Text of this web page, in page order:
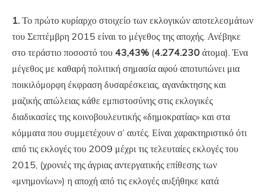
1. Το πρώτο κυρίαρχο στοιχείο των εκλογικών αποτελεσμάτων
του Σεπτέμβρη 2015 είναι το μέγεθος της αποχής. Ανέβηκε
στο τεράστιο ποσοστό του 43,43% (4.274.230 άτομα). Ένα
μέγεθος με καθαρή πολιτική σημασία αφού αποτυπώνει μια
ποικιλόμορφη έκφραση δυσαρέσκειας, αγανάκτησης και
μαζικής απώλειας κάθε εμπιστοσύνης στις εκλογικές
διαδικασίες της κοινοβουλευτικής «δημοκρατίας» και στα
κόμματα που συμμετέχουν σ’ αυτές. Είναι χαρακτηριστικό ότι
από τις εκλογές του 2009 μέχρι τις τελευταίες εκλογές του
2015, (χρονιές της άγριας αντεργατικής επίθεσης των
«μνημονίων») η αποχή από τις εκλογές αυξήθηκε κατά